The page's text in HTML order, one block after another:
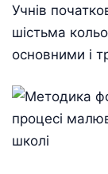
Учнів
шістьма
основними і